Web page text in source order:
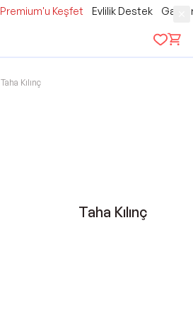
Premium'u Keşfet Evlilik Destek
Taha Kılınç
Taha Kılınç